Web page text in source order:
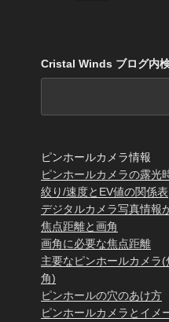
Cristal Winds ブログ内
ピンホールカメラ情報
ピンホールカメラの露光
絞り/速度とEV値の関係表
デジタルカメラ写真情報
焦点距離と画角
画角に必要な焦点距離
主要なピンホールカメラ
角)
ピンホールの穴のあけ方
ピンホールカメラとイメ